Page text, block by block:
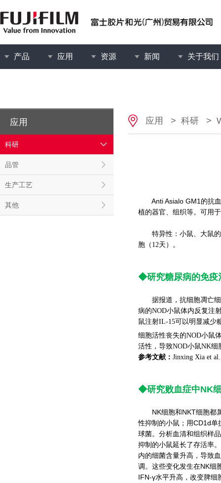
产品 应用 资源 新闻 关于我们
应用
科研
品管
生产工艺
其他
应用 > 科研 >
Anti Asialo GM1的抗血
植的器官、组织等。可用
特异性：小鼠、大鼠的
胞（12天）。
◆研究糖尿病的免疫
据报道，抗细胞凋亡细
病的NOD小鼠体内反复注
鼠注射IL-15可以明显减少
细胞活性丧失的NOD小鼠
活性，导致NOD小鼠NK细
参考文献： Jinxing Xia et
◆研究败血症中NK
NK细胞和NKT细胞都属
性抑制的小鼠；用CD1d
球菌。分析血清和组织样
抑制的小鼠延长了存活率
内的细菌含量升高，导致
调。这些变化发生在NK细
IFN-γ水平升高，改变脾细